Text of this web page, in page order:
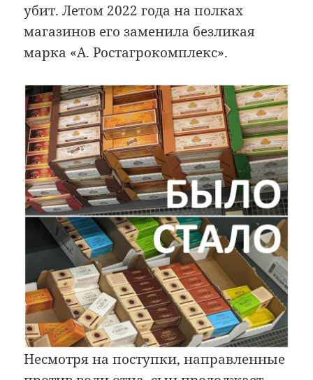
убит. Летом 2022 года на полках
магазинов его заменила безликая
марка «А. Ростагрокомплекс».
Несмотря на поступки, направленные